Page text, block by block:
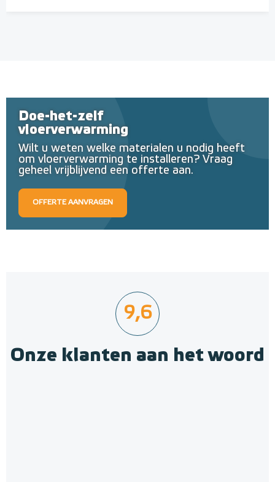
Doe-het-zelf
vloerverwarming
Wilt u weten welke materialen u nodig heeft
om vloerverwarming te installeren? Vraag
geheel vrijblijvend een offerte aan.
OFFERTE AANVRAGEN
9,6
Onze klanten aan het woord